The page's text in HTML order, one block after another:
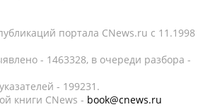
портала CNews.ru c 11.1998
- 1463328, в очереди разбора -
- 199231.
книги CNews - book@cnews.ru